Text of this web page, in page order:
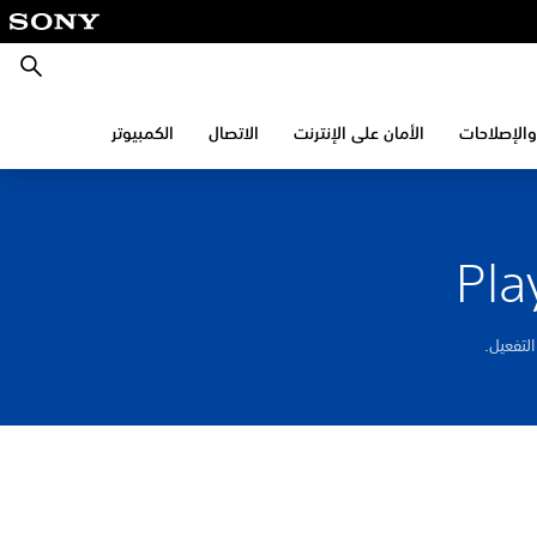
بحث
الأمان على الإنترنت الاتصال الكمبيوتر